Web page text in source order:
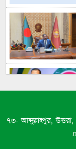
৭৩- আব্দুল্লাহ্পুর,